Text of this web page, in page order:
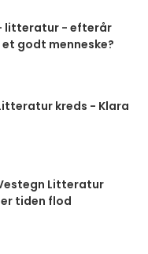
litteratur - efterår
godt menneske?
kreds - Klara
Litteratur
tiden flod